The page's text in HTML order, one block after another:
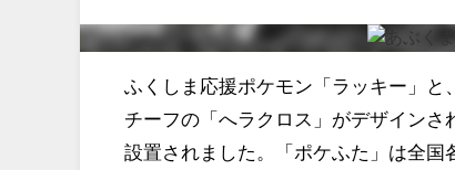
ふくしま応援ポケモン「ラッキー」
チーフの「へラクロス」がデザイン
設置されました。「ポケふた」は全国